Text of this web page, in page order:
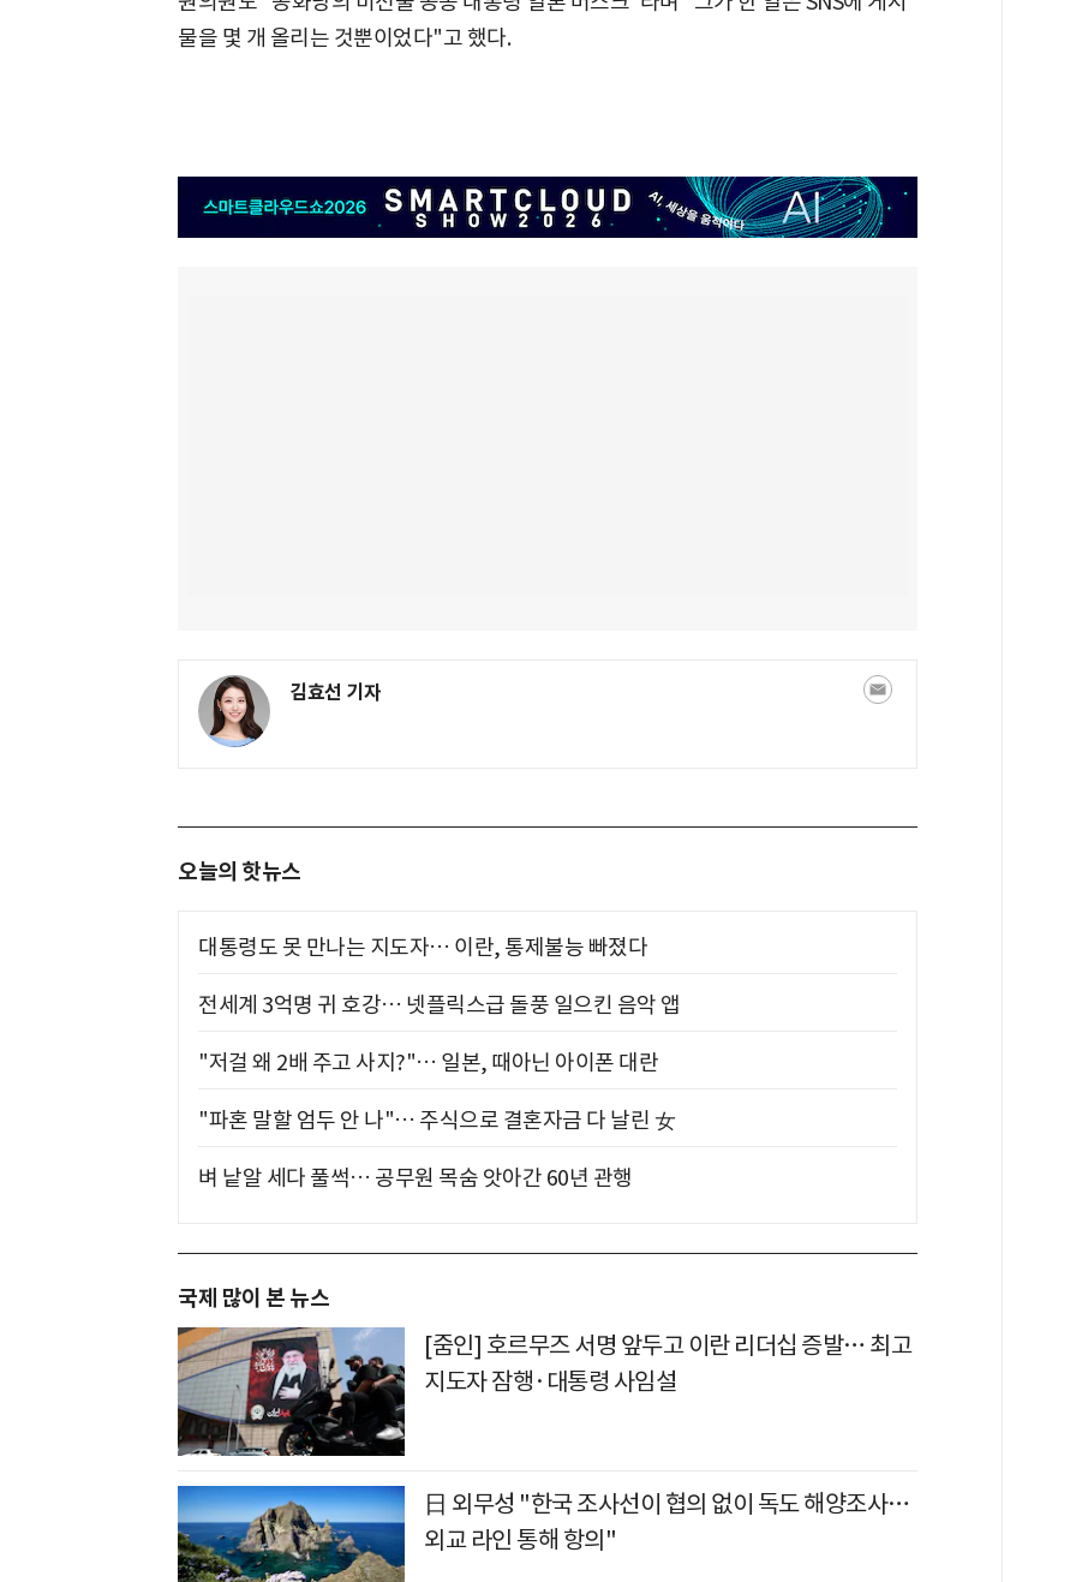
물을 몇 개 올리는 것뿐이었다"고 했다.
김효선 기자
오늘의 핫뉴스
대통령도 못 만나는 지도자… 이란, 통제불능 빠졌다
전세계 3억명 귀 호강… 넷플릭스급 돌풍 일으킨 음악 앱
"저걸 왜 2배 주고 사지?"… 일본, 때아닌 아이폰 대란
"파혼 말할 엄두 안 나"… 주식으로 결혼자금 다 날린 女
벼 낱알 세다 풀썩… 공무원 목숨 앗아간 60년 관행
국제 많이 본 뉴스
[줌인] 호르무즈 서명 앞두고 이란 리더십 증발… 최고
지도자 잠행·대통령 사임설
日 외무성 "한국 조사선이 협의 없이 독도 해양조사…
외교 라인 통해 항의"